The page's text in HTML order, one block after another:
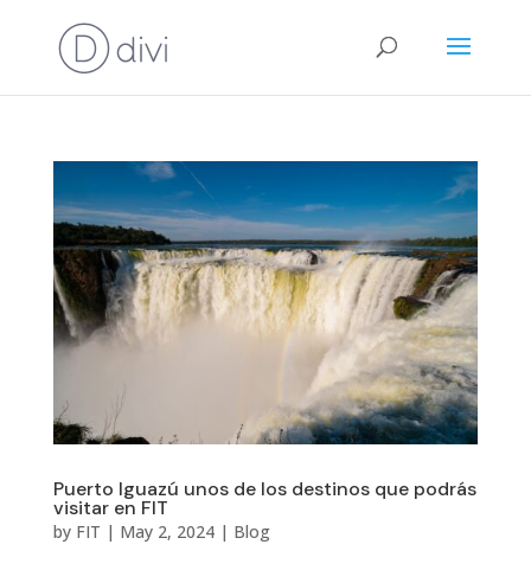
Puerto Iguazú unos de los destinos que podrás
visitar en FIT
by FIT | May 2, 2024| Blog